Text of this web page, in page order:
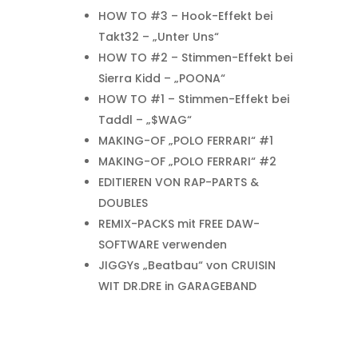
HOW TO #3 – Hook-Effekt bei
Takt32 – „Unter Uns“
HOW TO #2 – Stimmen-Effekt bei
Sierra Kidd – „POONA“
HOW TO #1 – Stimmen-Effekt bei
Taddl – „$WAG“
MAKING-OF „POLO FERRARI“ #1
MAKING-OF „POLO FERRARI“ #2
EDITIEREN VON RAP-PARTS &
DOUBLES
REMIX-PACKS mit FREE DAW-
SOFTWARE verwenden
JIGGYs „Beatbau“ von CRUISIN
WIT DR.DRE in GARAGEBAND